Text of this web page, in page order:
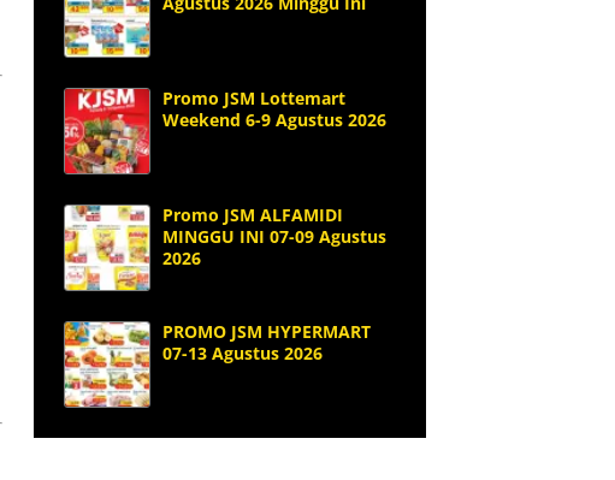
Promo JSM Lottemart
Weekend 6-9 Agustus 2026
Promo JSM ALFAMIDI
MINGGU INI 07-09 Agustus
2026
PROMO JSM HYPERMART
07-13 Agustus 2026